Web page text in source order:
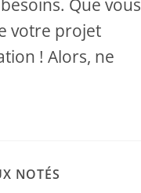
votre projet
! Alors, ne
NOTÉS